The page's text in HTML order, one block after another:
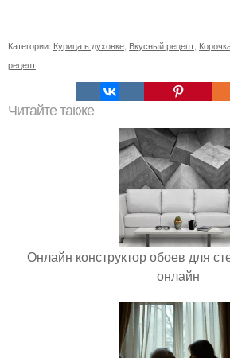
Категории: Курица в духовке Вкусный рецепт
рецепт
Читайте также
Онлайн конструктор обоев для
онлайн